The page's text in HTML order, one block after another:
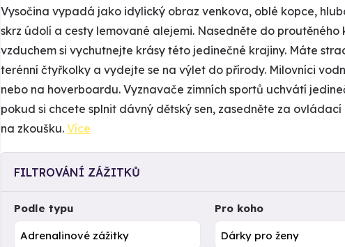
Vysočina vypadá jako idylický obraz venkova, oblé kopce,
skrz údolí a cesty lemované alejemi. Nasedněte do
vzduchem si vychutnejte krásy této jedinečné krajiny. Máte
terénní čtyřkolky a vydejte se na výlet do přírody. Milovníci
nebo na hoverboardu. Vyznavače zimních sportů uchvátí
pokud si chcete splnit dávný dětský sen, zasedněte za
na zkoušku. Více
FILTROVÁNÍ ZÁŽITKŮ
Podle typu Pro koho